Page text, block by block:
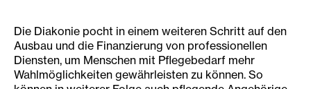
Die Diakonie pocht in einem weiteren Schritt auf den
Ausbau und die Finanzierung von professionellen
Diensten, um Menschen mit Pflegebedarf mehr
Wahlmöglichkeiten gewährleisten zu können. So